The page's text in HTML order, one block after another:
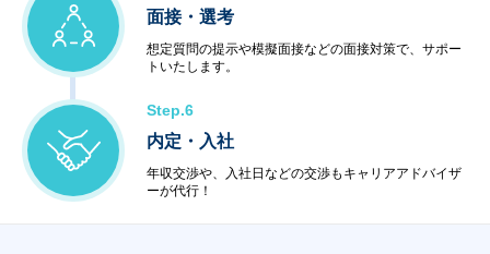
・ハードウェア販売
・ソフトウェア販売
面接・選考
想定質問の提示や模擬面接などの面接対策で、サポー
トいたします。
Step.6
内定・入社
年収交渉や、入社日などの交渉もキャリアアドバイザ
ーが代行！